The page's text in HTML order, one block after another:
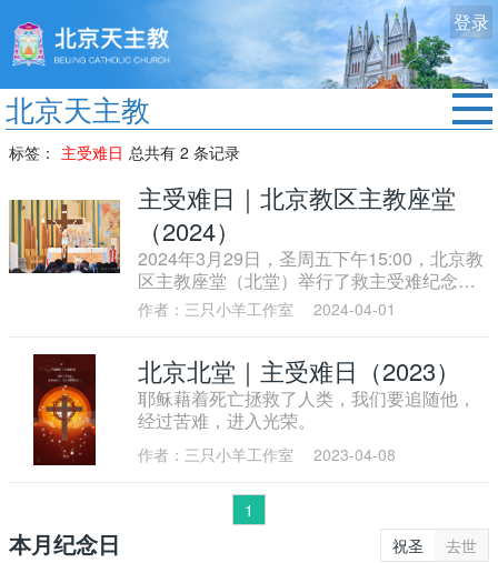
登录
北京天主教
首页
修院生活
认识天主
服务中心
政策法规
时事新闻
标签： 主受难日 总共有 2 条记录
主受难日｜北京教区主教座堂
（2024）
2024年3月29日，圣周五下午15:00，北京教
区主教座堂（北堂）举行了救主受难纪念仪
式。
作者：三只小羊工作室 2024-04-01
北京北堂｜主受难日（2023）
耶稣藉着死亡拯救了人类，我们要追随他，
经过苦难，进入光荣。
作者：三只小羊工作室 2023-04-08
1
本月纪念日 祝圣 去世